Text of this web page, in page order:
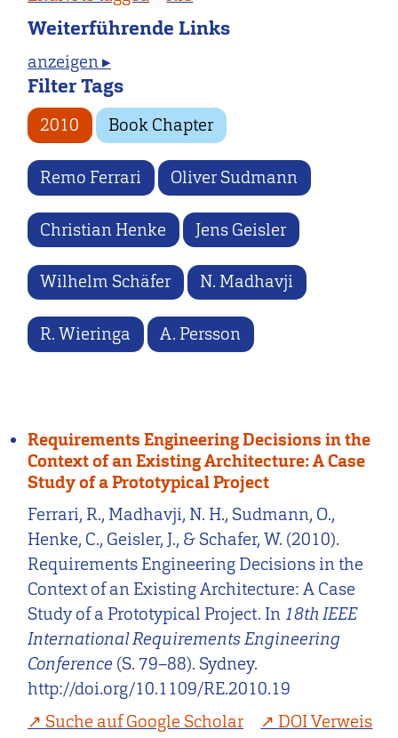
Weiterführende Links
anzeigen ▸
Filter Tags
2010 Book Chapter
Remo Ferrari Oliver Sudmann
Christian Henke Jens Geisler
Wilhelm Schäfer N. Madhavji
R. Wieringa A. Persson
Requirements Engineering Decisions in the
Context of an Existing Architecture: A Case
Study of a Prototypical Project
Ferrari, R., Madhavji, N. H., Sudmann, O.,
Henke, C., Geisler, J., & Schafer, W. (2010).
Requirements Engineering Decisions in the
Context of an Existing Architecture: A Case
Study of a Prototypical Project. In 18th IEEE
International Requirements Engineering
Conference (S. 79–88). Sydney.
http://doi.org/10.1109/RE.2010.19
Suche auf Google Scholar
DOI Verweis